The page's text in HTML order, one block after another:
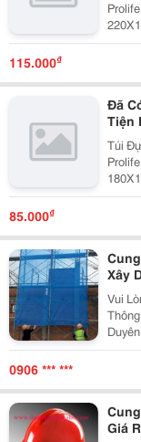
Prolife Xuất Xứ: Việt Nam Kích Thước: Cxr Xd
220X180X80 Mm
Kìm,
115.000₫
Đã
Tiện
Túi Đựng Dụng
Prolife Xuất Xứ: Việt Nam Kích Thước: Cxr Xd
180X155X80 Mm
Kìm,
85.000₫
Xây
Vui
Thông Tin Sản
Duyên Hoặc Kinhdoanh04@Luoicongtrinh.com Sẽ Tư
Vấn Miễn Phí. Lưới
An
0906 *** ***
Giá